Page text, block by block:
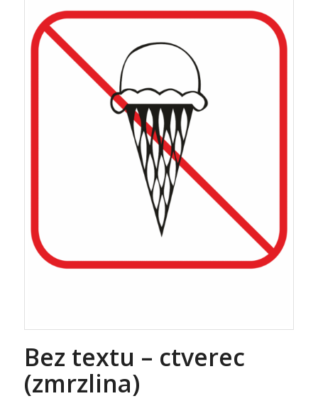
Bez textu – ctverec
(zmrzlina)